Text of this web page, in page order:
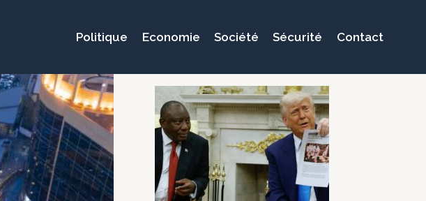
Politique Economie Société Sécurité Contact